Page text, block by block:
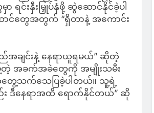
င်းနှီးမြှုပ်နှံဖို့ ဆွဲဆောင်နိုင်ခဲ့ပါ
ောင်တွေအတွက် “ရှိတာနဲ့ အကောင်း
ည်အချင်းနဲ့ နေရာယူရမယ်” ဆိုတဲ့
ေ့တဲ့ အခက်အခဲတွေကို အမျိုးသမီး
တွေ့သက်သေပြခဲ့ပါတယ်။ သူ့ရဲ့
ဒီနေရာအထိ ရောက်နိုင်တယ်” ဆို